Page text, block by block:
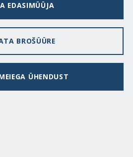
EDASIMÜÜJA
BROŠÜÜRE
ÜHENDUST